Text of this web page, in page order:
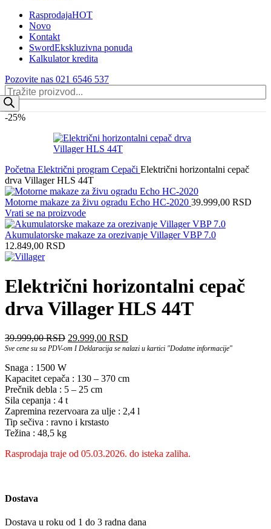
RasprodajaHOT
Novo
Kontakt
SwordEkskluzivna ponuda
Kalkulator kredita
Pozovite nas 021 6546 537
Products
search
-25%
Početna Električni program Cepači Električni horizontalni cepač
drva Villager HLS 44T
Motorne makaze za živu ogradu Echo HC-2020 39.999,00 RSD
Vrati se na proizvode
Akumulatorske makaze za orezivanje Villager VBP 7.0
12.849,00 RSD
Električni horizontalni cepač
drva Villager HLS 44T
39.999,00RSD Originalna
cena
39.999,00 RSD.
29.999,00 RSD
cena
Sve cene su sa PDV-om I Deklaracija se nalazi u kartici "Dodatne informacije"
Snaga : 1500 W
Kapacitet cepača : 130 – 370 cm
Prečnik debla : 5 – 25 cm
Sila cepanja : 4 t
Zapremina rezervoara za ulje : 2,4 l
Tip sečiva : ravno i krstasto
Težina : 48,5 kg
Rasprodaja traje od 05.03.2026. do isteka zaliha.
Dostava
Dostava u roku od 1 do 3 radna dana